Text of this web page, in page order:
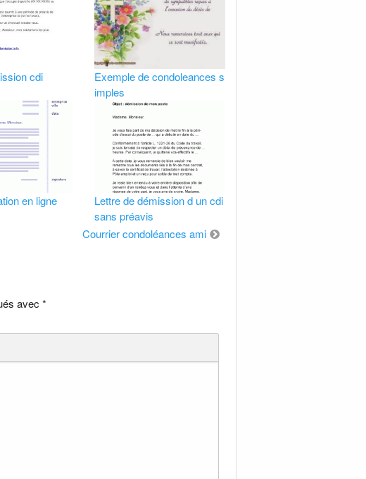
cdi
Exemple de condoleances s
imples
en ligne
Lettre de démission d un cdi
sans préavis
Courrier condoléances ami
avec *